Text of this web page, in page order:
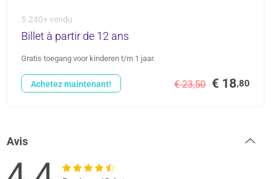
5.240+ vendu
Billet à partir de 12 ans
Gratis toegang voor kinderen t/m 1 jaar.
€ 23,50 € 18,80
Achetez maintenant!
Avis